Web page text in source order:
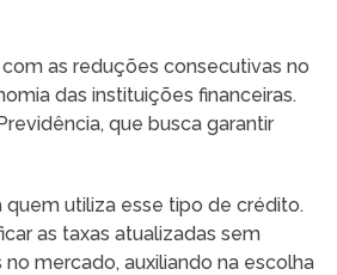
as reduções consecutivas no
das instituições financeiras.
que busca garantir
quem utiliza esse tipo de crédito.
as taxas atualizadas sem
mercado, auxiliando na escolha